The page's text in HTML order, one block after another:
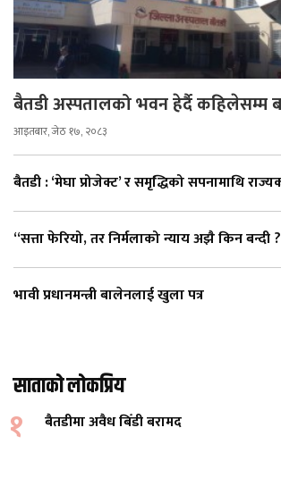
बैतडी अस्पतालको भवन हेर्दै कहिलेसम्म
आइतबार, जेठ १७, २०८३
बैतडी : ‘मेघा प्रोजेक्ट’ र समृद्धिको सपनामाथि
“सत्ता फेरियो, तर निर्मलाको न्याय अझै किन बन्दी
भावी प्रधानमन्त्री बालेनलाई खुला पत्र
साताको लोकप्रिय
१ बैतडीमा अवैध बिँडी बरामद